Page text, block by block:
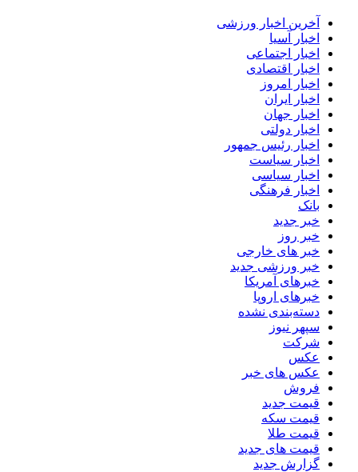
آخرین اخبار ورزشی
اخبار آسیا
اخبار اجتماعی
اخبار اقتصادی
اخبار امروز
اخبار ایران
اخبار جهان
اخبار دولتی
اخبار رئیس جمهور
اخبار سیاست
اخبار سیاسی
اخبار فرهنگی
بانک
خبر جدید
خبر روز
خبر های خارجی
خبر ورزشی جدید
خبرهای آمریکا
خبرهای اروپا
دسته‌بندی نشده
سپهر نیوز
شرکت
عکس
عکس های خبر
فروش
قیمت جدید
قیمت سکه
قیمت طلا
قیمت های جدید
گزارش جدید